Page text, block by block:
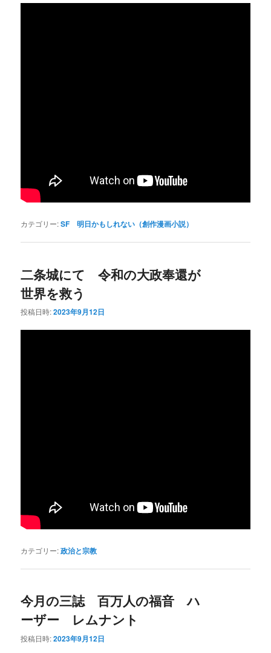
カテゴリー:SF 明日かもしれない（創作漫画小説）
二条城にて 令和の大政奉還が
世界を救う
投稿日時:2023年9月12日
カテゴリー:政治と宗教
今月の三誌 百万人の福音 ハ
ーザー レムナント
投稿日時:2023年9月12日